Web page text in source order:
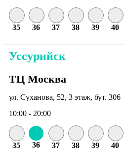
35 36 37 38 39 40
Уссурийск
ТЦ Москва
ул. Суханова, 52, 3 этаж, бут. 306
10:00 - 20:00
35 36 37 38 39 40